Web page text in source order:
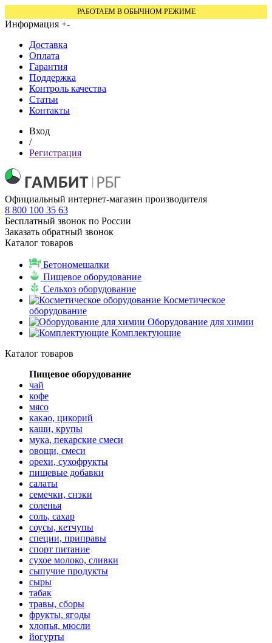
РАБОТАЕМ В ОБЫЧНОМ РЕЖИМЕ
Информация +-
Доставка
Оплата
Гарантия
Поддержка
Контроль качества
Статьи
Контакты
Вход
/
Регистрация
Официальный интернет-магазин производителя
8 800 100 35 63
Бесплатный звонок по России
Заказать обратный звонок
Каталог товаров
Бетономешалки
Пищевое оборудование
Сельхоз оборудование
Косметическое
оборудование
Оборудование для химии
Комплектующие
Каталог товаров
Пищевое оборудование
чай
кофе
мясо
какао, цикорий
каши, крупы
мука, пекарские смеси
овощи, смеси
орехи, сухофрукты
пищевые добавки
салаты
семечки, снэки
соленья
соль, сахар
соусы, кетчупы
специи, приправы
спорт питание
сухое молоко, сливки
сыпучие продукты
сыры
табак
травы, сборы
фрукты, ягоды
хлопья, мюсли
йогурты